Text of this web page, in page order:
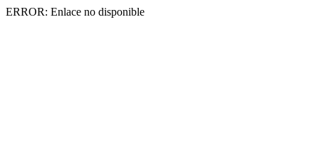
ERROR: Enlace no disponible